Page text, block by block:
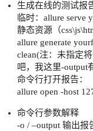
生成在线的测试报
临时：allure serve
静态资源（
allure generate
clean(注：未指定
吧，我这里-output
命令行打开报告：
allure open -host
命令行参数解释
-o / –output 输出报